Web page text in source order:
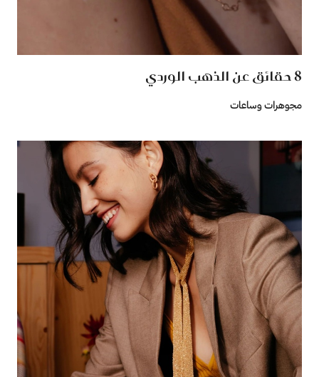
8 حقائق عن الذهب الوردي
مجوهرات وساعات